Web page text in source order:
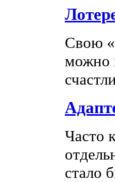
Свою
можно
Часто
стало